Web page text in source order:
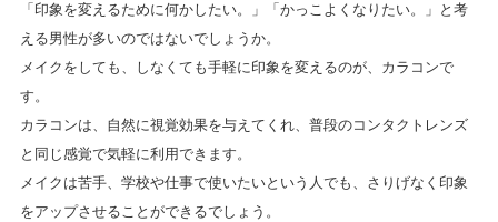
「印象を変えるために何かしたい。」「かっこよくなりたい。」と考
える男性が多いのではないでしょうか。
メイクをしても、しなくても手軽に印象を変えるのが、カラコンで
す。
カラコンは、自然に視覚効果を与えてくれ、普段のコンタクトレンズ
と同じ感覚で気軽に利用できます。
メイクは苦手、学校や仕事で使いたいという人でも、さりげなく印象
をアップさせることができるでしょう。